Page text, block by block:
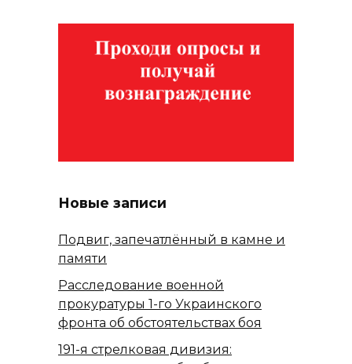
Новые записи
Подвиг, запечатлённый в камне и
памяти
Расследование военной
прокуратуры 1-го Украинского
фронта об обстоятельствах боя
191-я стрелковая дивизия: